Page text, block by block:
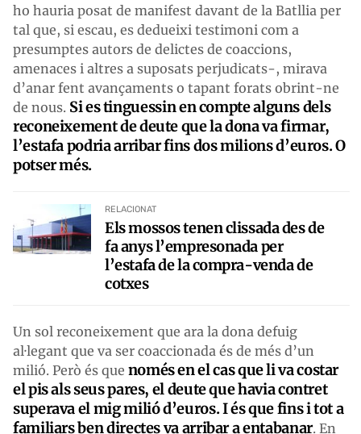
ho hauria posat de manifest davant de la Batllia per
tal que, si escau, es dedueixi testimoni com a
presumptes autors de delictes de coaccions,
amenaces i altres a suposats perjudicats-, mirava
d’anar fent avançaments o tapant forats obrint-ne
de nous. Si es tinguessin en compte alguns dels
reconeixement de deute que la dona va firmar,
l’estafa podria arribar fins dos milions d’euros. O
potser més.
RELACIONAT
Els mossos tenen clissada des de
fa anys l’empresonada per
l’estafa de la compra-venda de
cotxes
Un sol reconeixement que ara la dona defuig
al·legant que va ser coaccionada és de més d’un
milió. Però és que només en el cas que li va costar
el pis als seus pares, el deute que havia contret
superava el mig milió d’euros. I és que fins i tot a
familiars ben directes va arribar a entabanar. En